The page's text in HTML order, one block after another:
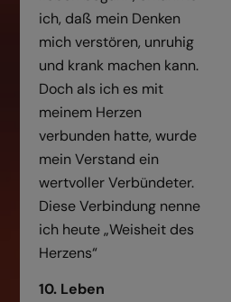
ich, daß mein Denken
mich verstören, unruhig
und krank machen kann.
Doch als ich es mit
meinem Herzen
verbunden hatte, wurde
mein Verstand ein
wertvoller Verbündeter.
Diese Verbindung nenne
ich heute „Weisheit des
Herzens“
10. Leben